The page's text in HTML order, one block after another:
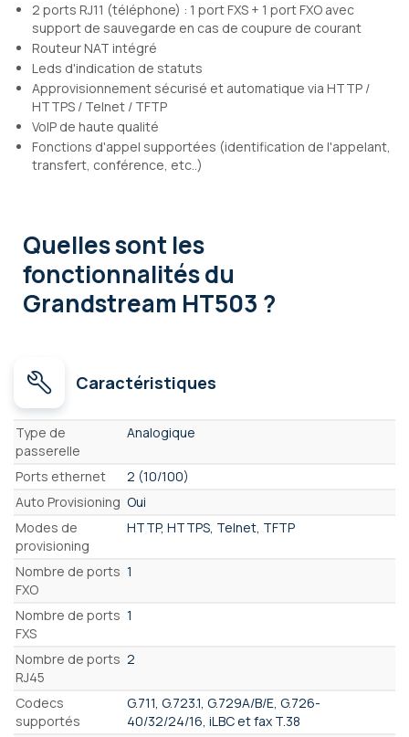
2 ports RJ11 (téléphone) : 1 port FXS + 1 port FXO avec
support de sauvegarde en cas de coupure de courant
Routeur NAT intégré
Leds d'indication de statuts
Approvisionnement sécurisé et automatique via HTTP /
HTTPS / Telnet / TFTP
VoIP de haute qualité
Fonctions d'appel supportées (identification de l'appelant,
transfert, conférence, etc..)
Quelles sont les
fonctionnalitésdu
Grandstream HT503 ?
Caractéristiques
Caractéristiques
Type de
passerelle
Analogique
Ports ethernet
2 (10/100)
Auto Provisioning Oui
Modes de
provisioning
HTTP, HTTPS, Telnet, TFTP
Nombre de ports
FXO
1
Nombre de ports
FXS
1
Nombre de ports
RJ45
2
Codecs
supportés
G.711, G.723.1, G.729A/B/E, G.726-
40/32/24/16, iLBC et fax T.38